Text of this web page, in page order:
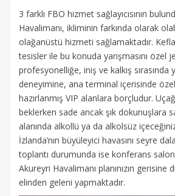
3 farklı FBO hizmet sağlayıcısının
Havalimanı, ikliminin farkında olarak
olağanüstü hizmeti sağlamaktadır.
tesisler ile bu konuda yarışmasını özel
profesyonelliğe, iniş ve kalkış sırasında
deneyimine, ana terminal içerisinde
hazırlanmış VIP alanlara borçludur.
beklerken sade ancak şık dokunuşlara
alanında alkollü ya da alkolsüz
İzlanda’nın büyüleyici havasını seyre
toplantı durumunda ise konferans
Akureyri Havalimanı planınızın gerisine
elinden geleni yapmaktadır.